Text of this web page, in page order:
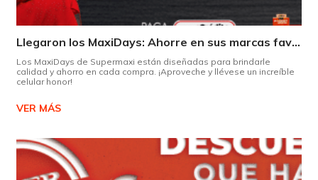
Llegaron los MaxiDays: Ahorre en sus marcas favoritas
Los MaxiDays de Supermaxi están diseñadas para brindarle
calidad y ahorro en cada compra. ¡Aproveche y llévese un increíble
celular honor!
VER MÁS